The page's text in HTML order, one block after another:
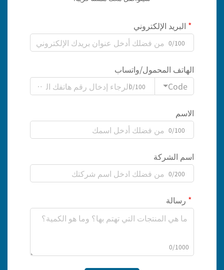
البريد الإلكتروني
0/100
الهاتف المحمول/واتساب
Code
0/100
الاسم
0/100
اسم الشركة
0/200
رسالة
0/1000